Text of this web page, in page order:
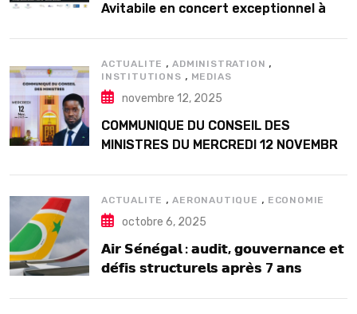
Avitabile en concert exceptionnel à
ACTUALITE ,ADMINISTRATION ,
INSTITUTIONS , MEDIAS
novembre 12, 2025
COMMUNIQUE DU CONSEIL DES
MINISTRES DU MERCREDI 12 NOVEMBRE
ACTUALITE ,AERONAUTIQUE , ECONOMIE
octobre 6, 2025
𝗔𝗶𝗿 𝗦𝗲́𝗻𝗲́𝗴𝗮𝗹 : 𝗮𝘂𝗱𝗶𝘁, 𝗴𝗼𝘂𝘃𝗲𝗿𝗻𝗮𝗻𝗰𝗲 𝗲𝘁
𝗱𝗲́𝗳𝗶𝘀 𝘀𝘁𝗿𝘂𝗰𝘁𝘂𝗿𝗲𝗹𝘀 𝗮𝗽𝗿𝗲̀𝘀 7 𝗮𝗻𝘀